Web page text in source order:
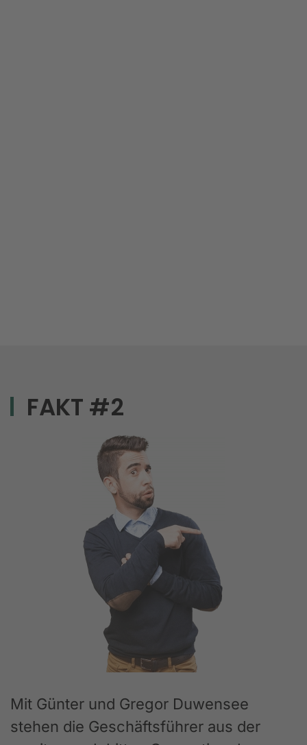
FAKT #2
Mit Günter und Gregor Duwensee
stehen die Geschäftsführer aus der